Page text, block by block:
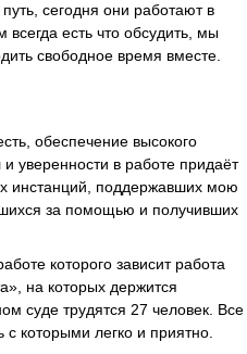
сегодня они работают в
есть что обсудить, мы
свободное время вместе.
обеспечение высокого
уверенности в работе придаёт
инстанций, поддержавших мою
за помощью и получивших
которого зависит работа
на которых держится
суде трудятся 27 человек. Все
которыми легко и приятно.